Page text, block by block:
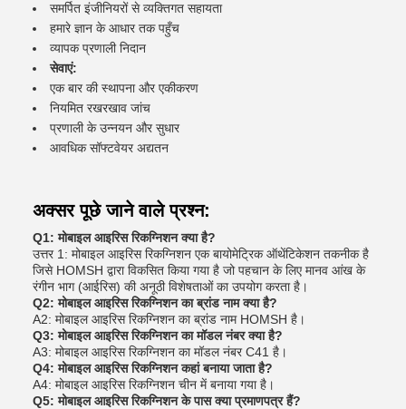
समर्पित इंजीनियरों से व्यक्तिगत सहायता
हमारे ज्ञान के आधार तक पहुँच
व्यापक प्रणाली निदान
सेवाएं:
एक बार की स्थापना और एकीकरण
नियमित रखरखाव जांच
प्रणाली के उन्नयन और सुधार
आवधिक सॉफ्टवेयर अद्यतन
अक्सर पूछे जाने वाले प्रश्न:
Q1: मोबाइल आइरिस रिकग्निशन क्या है?
उत्तर 1: मोबाइल आइरिस रिकग्निशन एक बायोमेट्रिक ऑथेंटिकेशन तकनीक है
जिसे HOMSH द्वारा विकसित किया गया है जो पहचान के लिए मानव आंख के
रंगीन भाग (आईरिस) की अनूठी विशेषताओं का उपयोग करता है।
Q2: मोबाइल आइरिस रिकग्निशन का ब्रांड नाम क्या है?
A2: मोबाइल आइरिस रिकग्निशन का ब्रांड नाम HOMSH है।
Q3: मोबाइल आइरिस रिकग्निशन का मॉडल नंबर क्या है?
A3: मोबाइल आइरिस रिकग्निशन का मॉडल नंबर C41 है।
Q4: मोबाइल आइरिस रिकग्निशन कहां बनाया जाता है?
A4: मोबाइल आइरिस रिकग्निशन चीन में बनाया गया है।
Q5: मोबाइल आइरिस रिकग्निशन के पास क्या प्रमाणपत्र हैं?